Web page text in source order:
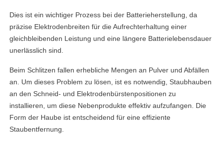
Dies ist ein wichtiger Prozess bei der Batterieherstellung, da
präzise Elektrodenbreiten für die Aufrechterhaltung einer
gleichbleibenden Leistung und eine längere Batterielebensdauer
unerlässlich sind.
Beim Schlitzen fallen erhebliche Mengen an Pulver und Abfällen
an. Um dieses Problem zu lösen, ist es notwendig, Staubhauben
an den Schneid- und Elektrodenbürstenpositionen zu
installieren, um diese Nebenprodukte effektiv aufzufangen. Die
Form der Haube ist entscheidend für eine effiziente
Staubentfernung.